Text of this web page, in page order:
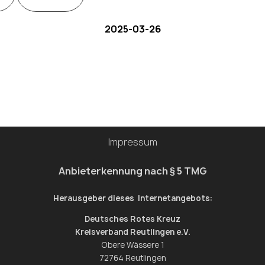
2025-03-26
Impressum
Anbieterkennung nach § 5 TMG
Herausgeber dieses Internetangebots:
Deutsches Rotes Kreuz
Kreisverband Reutlingen e.V.
Obere Wässere 1
72764 Reutlingen